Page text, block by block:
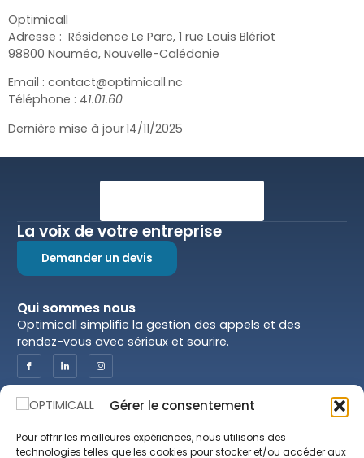
Gérer le consentement
Pour offrir les meilleures expériences, nous utilisons des
technologies telles que les cookies pour stocker et/ou accéder aux
Optimicall
Adresse : Résidence Le Parc, 1 rue Louis Blériot
98800 Nouméa, Nouvelle-Calédonie
Email : contact@optimicall.nc
Téléphone : 41.01.60
Dernière mise à jour 14/11/2025
La voix de votre entreprise
Demander un devis
Qui sommes nous
Optimicall simplifie la gestion des appels et des
rendez-vous avec sérieux et sourire.
Optimicall
Nos praticiens
Juridiction
Politique de